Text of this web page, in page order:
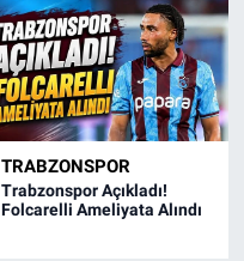
TRABZONSPOR
Trabzonspor Açıkladı!
Folcarelli Ameliyata Alındı